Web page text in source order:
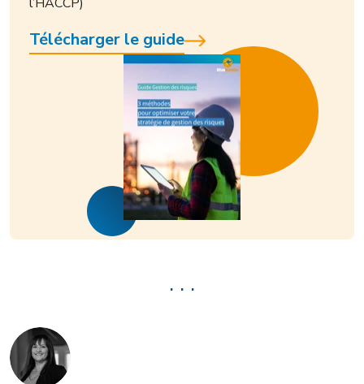
Télécharger le guide
. . .